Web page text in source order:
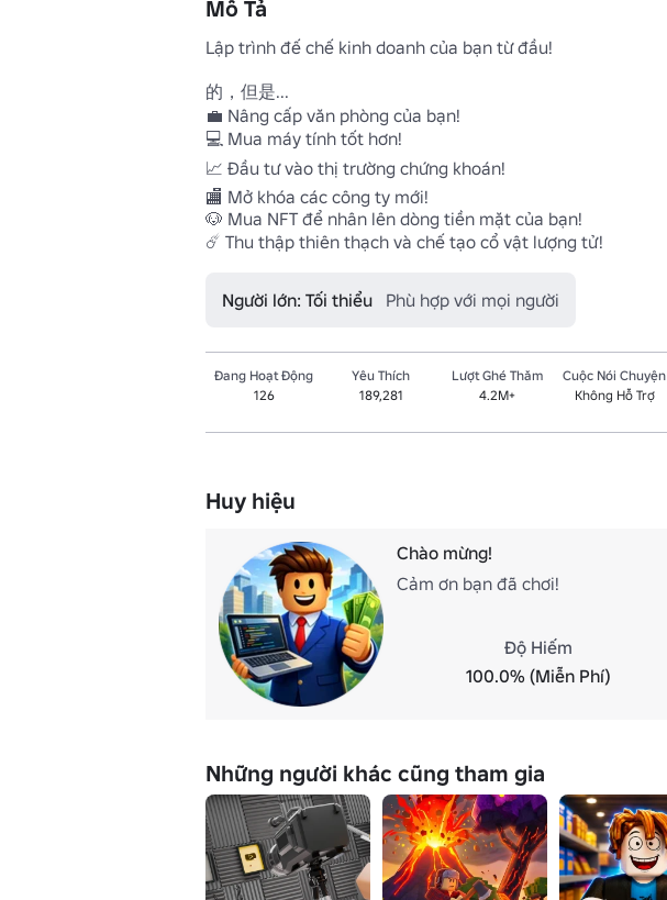
Mô Tả
Lập trình đế chế kinh doanh của bạn từ đầu!
的，但是...
💼 Nâng cấp văn phòng của bạn!
💻 Mua máy tính tốt hơn!
📈 Đầu tư vào thị trường chứng khoán!
🏬 Mở khóa các công ty mới!
🐶 Mua NFT để nhân lên dòng tiền mặt của bạn!
☄️ Thu thập thiên thạch và chế tạo cổ vật lượng tử!
Người lớn: Tối thiểu Phù hợp với mọi người
Đang Hoạt Động
126
Yêu Thích
189,281
Lượt Ghé Thăm
4.2M+
Cuộc Nói Chuyện
Không Hỗ Trợ
Huy hiệu
Chào mừng!
Cảm ơn bạn đã chơi!
Độ Hiếm
100.0% (Miễn Phí)
Những người khác cũng tham gia